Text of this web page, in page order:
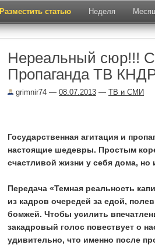
Разместить статью Неделя Месяц
Нереальный сюр!!!
Пропаганда ТВ
grimnir74 — 08.07.2013 — ТВ и СМИ
Государственная агитация и
настоящие шедевры. Простым
счастливой жизни у себя дома, но
Передача «Темная реальность
из кадров очередей за едой,
бомжей. Чтобы усилить
закадровый голос повествует о
удивительно, что именно после